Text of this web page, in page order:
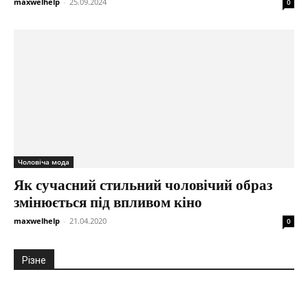
0
Чоловіча мода
Як сучасний стильний чоловічий образ
змінюється під впливом кіно
maxwelhelp - 21.04.2020 0
Різне